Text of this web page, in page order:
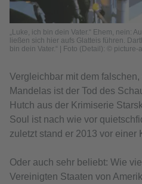
„Luke, ich bin dein Vater.“ Ehem, nein:
ließen sich hier aufs Glatteis führen.
bin dein Vater.“ | Foto (Detail): ©
Vergleichbar mit dem
Mandelas ist der Tod des
Hutch aus der Krimiserie
Soul ist nach wie vor
zuletzt stand er 2013 vor einer
Oder auch sehr beliebt: Wie
Vereinigten Staaten von